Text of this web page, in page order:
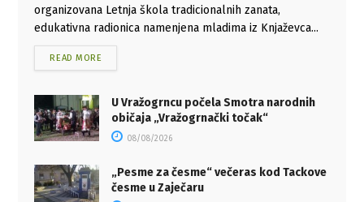
organizovana Letnja škola tradicionalnih zanata,
edukativna radionica namenjena mladima iz Knjaževca...
READ MORE
U Vražogrncu počela Smotra narodnih
običaja „Vražogrnački točak“
08/08/2026
„Pesme za česme“ večeras kod Tackove
česme u Zaječaru